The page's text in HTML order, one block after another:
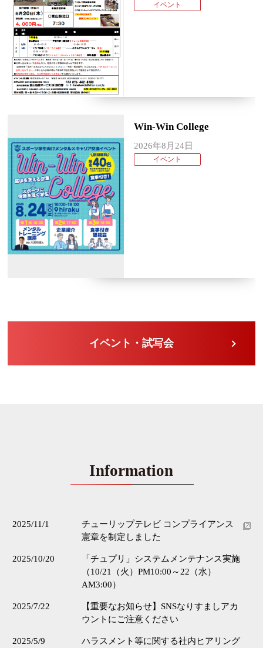
イベント
Win-Win College
2026年8月24日
イベント
イベント・試写会
Information
2025/11/1
チューリップテレビ コンプライアンス
憲章を制定しました
2025/10/20
「チュプリ」システムメンテナンス実施
（10/21（火）PM10:00～22（水）
AM3:00）
2025/7/22
【重要なお知らせ】SNSなりすましアカ
ウントにご注意ください
2025/5/9
ハラスメント等に関する社内ヒアリング